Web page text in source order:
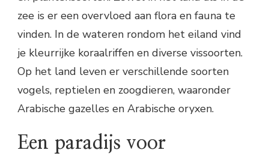
zee is er een overvloed aan flora en fauna te
vinden. In de wateren rondom het eiland vind
je kleurrijke koraalriffen en diverse vissoorten.
Op het land leven er verschillende soorten
vogels, reptielen en zoogdieren, waaronder
Arabische gazelles en Arabische oryxen.
Een paradijs voor